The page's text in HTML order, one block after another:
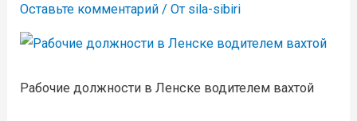
Оставьте комментарий / От sila-sibiri
Рабочие должности в Ленске водителем вахтой